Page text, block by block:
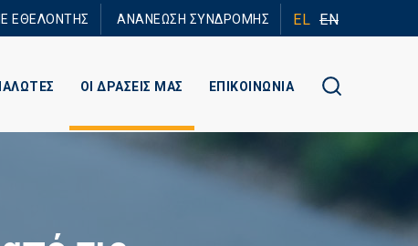
ΕΘΕΛΟΝΤΗΣ ΑΝΑΝΕΩΣΗ ΣΥΝΔΡΟΜΗΣ EL EN
ΟΙ ΔΡΑΣΕΙΣ ΜΑΣ ΕΠΙΚΟΙΝΩΝΙΑ